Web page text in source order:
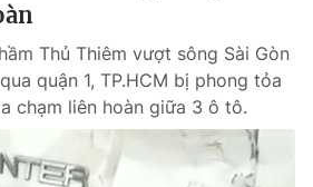
Thủ Thiêm vượt sông Sài Gòn
quận 1, TP.HCM bị phong tỏa
chạm liên hoàn giữa 3 ô tô.